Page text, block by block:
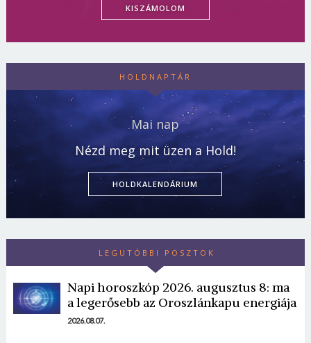
KISZÁMOLOM
HOLDNAPTÁR
Mai nap
Nézd meg mit üzen a Hold!
HOLDKALENDÁRIUM
LEGUTÓBBI POSZTOK
Napi horoszkóp 2026. augusztus 8: ma
a legerősebb az Oroszlánkapu energiája
2026.08.07.